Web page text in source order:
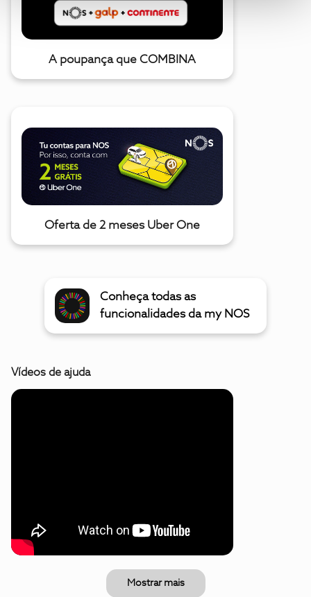
A poupança que COMBINA
Oferta de 2 meses Uber One
Conheça todas as
funcionalidades da my NOS
Vídeos de ajuda
Mostrar mais